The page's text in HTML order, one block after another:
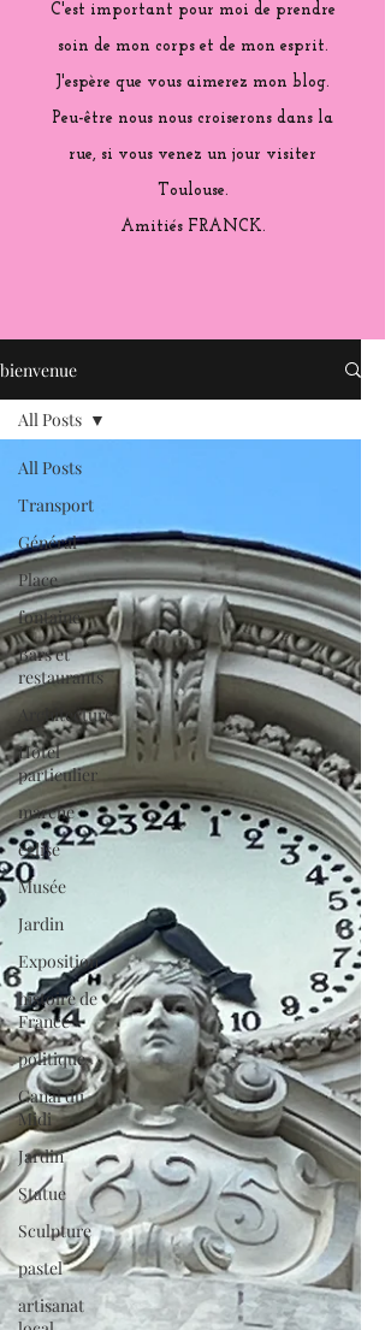
C'est important pour moi de prendre
soin de mon corps et de mon esprit.
J'espère que vous aimerez mon blog.
Peu-être nous nous croiserons dans la
rue, si vous venez un jour visiter
Toulouse.
Amitiés FRANCK.
bienvenue
All Posts
Transport
Général
Place
fontaine
Bars et
restaurants
Architecture
Hôtel
particulier
marché
église
Musée
Jardin
Exposition
histoire de
France
politique
Canal du
Midi
Jardin
Statue
Sculpture
pastel
artisanat
All Posts